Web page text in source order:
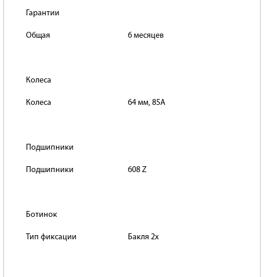
Гарантии
Общая 6 месяцев
Колеса
Колеса 64 мм, 85A
Подшипники
Подшипники 608 Z
Ботинок
Тип фиксации Бакля 2x